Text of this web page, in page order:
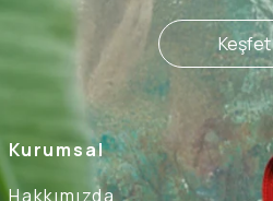
Kurumsal
Hakkımızda
Keşfet